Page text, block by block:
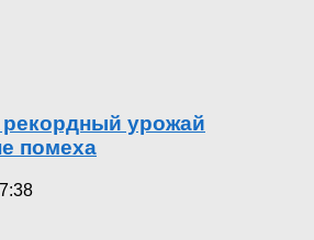
рекордный урожай
помеха